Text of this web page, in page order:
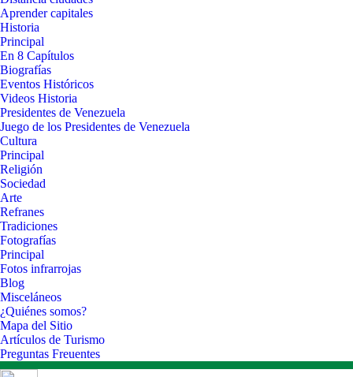
Aprender capitales
Historia
Principal
En 8 Capítulos
Biografías
Eventos Históricos
Videos Historia
Presidentes de Venezuela
Juego de los Presidentes de Venezuela
Cultura
Principal
Religión
Sociedad
Arte
Refranes
Tradiciones
Fotografías
Principal
Fotos infrarrojas
Blog
Misceláneos
¿Quiénes somos?
Mapa del Sitio
Artículos de Turismo
Preguntas Freuentes